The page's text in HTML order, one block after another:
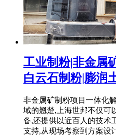
工业制粉|非金属
白云石制粉|膨润
非金属矿制粉项目一体化
域的翘楚,上海世邦不仅可
备,还提供以近百人的技术
支持,从现场考察到方案设